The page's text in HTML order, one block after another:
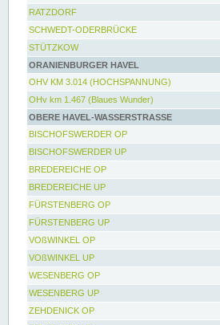
RATZDORF
SCHWEDT-ODERBRÜCKE
STÜTZKOW
ORANIENBURGER HAVEL
OHV KM 3.014 (HOCHSPANNUNG)
OHv km 1.467 (Blaues Wunder)
OBERE HAVEL-WASSERSTRASSE
BISCHOFSWERDER OP
BISCHOFSWERDER UP
BREDEREICHE OP
BREDEREICHE UP
FÜRSTENBERG OP
FÜRSTENBERG UP
VOßWINKEL OP
VOßWINKEL UP
WESENBERG OP
WESENBERG UP
ZEHDENICK OP